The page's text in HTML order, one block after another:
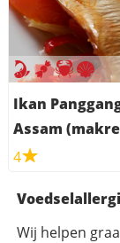
Ikan
Assam
4
Wij helpen